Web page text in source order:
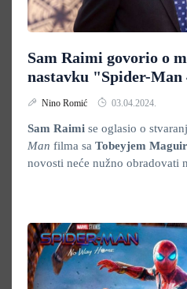
Sam Raimi govorio o
nastavku "Spider-Man
Nino Romić 03.04.2024.
Sam Raimi se oglasio o
Man filma sa Tobeyjem
novosti neće nužno obradovati